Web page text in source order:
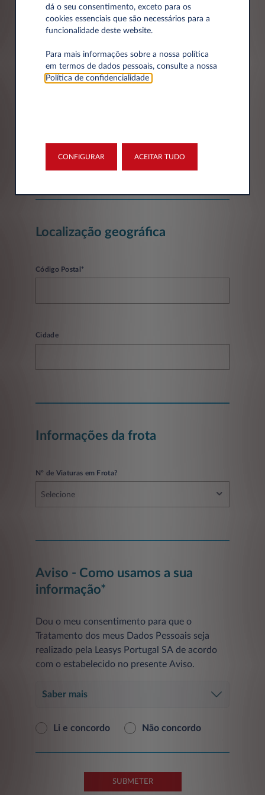
Dados da empresa
Empresa*
Localização geográfica
Código Postal*
Cidade
Informações da frota
Nº de Viaturas em Frota?
Selecione
Aviso - Como usamos a sua
informação*
Dou o meu consentimento para que o
Tratamento dos meus Dados Pessoais seja
realizado pela Leasys Portugal SA de acordo
com o estabelecido no presente Aviso.
Saber mais
Li e concordo Não concordo
SUBMETER
dá o seu consentimento, exceto para os
cookies essenciais que são necessários para a
funcionalidade deste website.
Para mais informações sobre a nossa política
em termos de dados pessoais, consulte a nossa
Política de confidencialidade.
CONFIGURAR ACEITAR TUDO